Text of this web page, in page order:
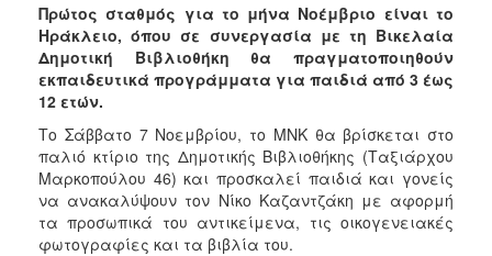
ΔΗΜΟΣ
ΠΟΛΙΤΙΣΜΟΣ
ΑΝΘΕΚΤΙΚΗ
ΠΟΛΗ
Πρώτος σταθμός για το μήνα Νοέμβριο είναι το
Ηράκλειο, όπου σε συνεργασία με τη Βικελαία
Δημοτική Βιβλιοθήκη θα πραγματοποιηθούν
εκπαιδευτικά προγράμματα για παιδιά από 3 έως
12 ετών.
Το Σάββατο 7 Νοεμβρίου, το ΜΝΚ θα βρίσκεται στο
παλιό κτίριο της Δημοτικής Βιβλιοθήκης (Ταξιάρχου
Μαρκοπούλου 46) και προσκαλεί παιδιά και γονείς
να ανακαλύψουν τον Νίκο Καζαντζάκη με αφορμή
τα προσωπικά του αντικείμενα, τις οικογενειακές
φωτογραφίες και τα βιβλία του.